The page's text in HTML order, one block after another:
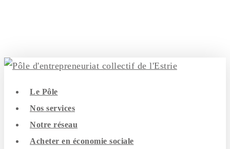
content
search
Menu
Le Pôle
Nos services
Notre réseau
Acheter en économie sociale